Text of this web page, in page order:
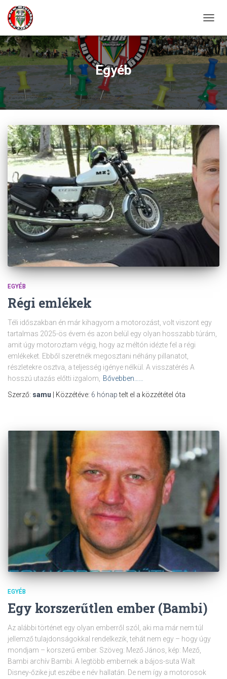
Egyéb
EGYÉB
Régi emlékek
Téli időszakban én már kihagyom a motorozást, volt viszont egy
tartalmas 2025-ös évem és azon belül egy olyan hosszabb túrám,
amit úgy motoroztam végig, hogy az méltón idézte fel a régi
emlékeket. Ebből szeretnék megosztani néhány pillanatot,
részletekre osztva, a teljesség igénye nélkül. A visszatérés A
hosszú utazás előtti izgalom,
Bővebben……
Szerző: samu | Közzétéve: 6 hónaptelt el a közzététel óta
EGYÉB
Egy korszerűtlen ember (Bambi)
Az alábbi történet egy olyan emberről szól, aki ma már nem túl
jellemző tulajdonságokkal rendelkezik, tehát nem egy – hogy úgy
mondjam – korszerű ember. Szöveg: Mező János, kép: Mező,
Bambi archív Bambi. A legtöbb embernek a bájos-suta Walt
Disney-őzike jut eszébe e név hallatán. De nem így a motorosok